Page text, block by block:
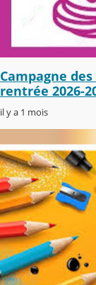
Campagne
rentrée 2026-
il y a 1 mois